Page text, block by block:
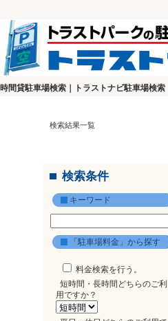
時間貸駐車場検索｜トラストナビ駐車場検索
検索結果一覧
検索条件
キーワード
「駐車場料金」から探す
料金検索を行う。
短時間・長時間どちらのご利
用ですか？